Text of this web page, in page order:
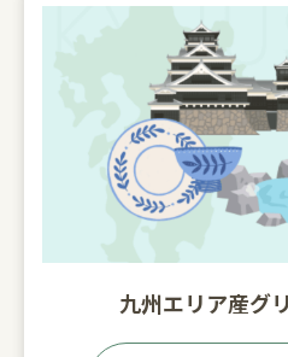
九州エリア産グ